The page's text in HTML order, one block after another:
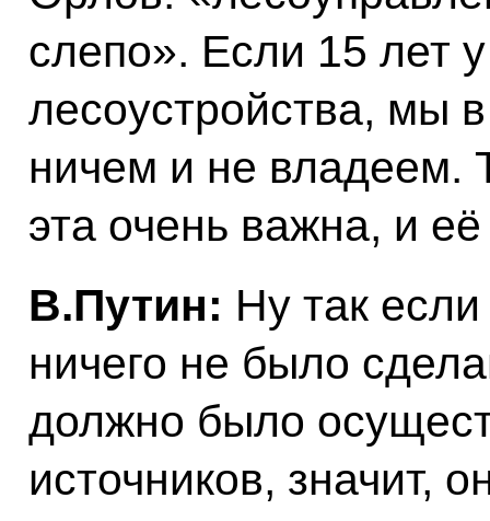
слепо». Если 15 лет
лесоустройства, мы
ничем и не владеем.
эта очень важна, и
В.Путин: Ну так
ничего не было
должно было
источников, значит,